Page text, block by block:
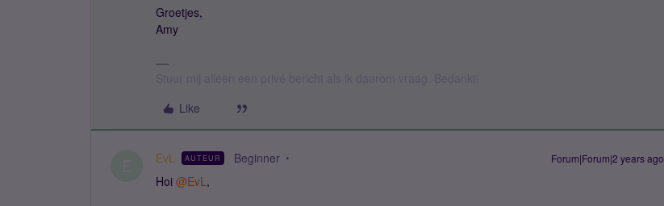
Groetjes,
Amy
Like
EvL AUTEUR Beginner Forum|Forum|2 years ago
Hoi @EvL,